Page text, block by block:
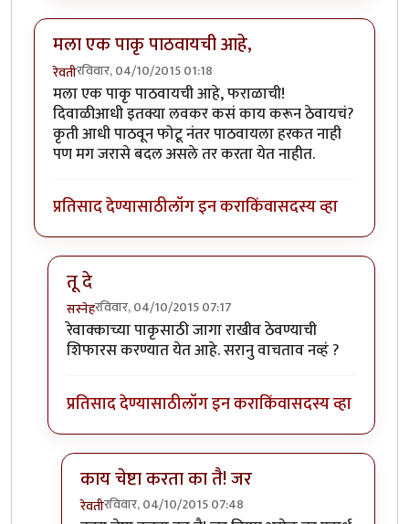
मला एक पाकृ पाठवायची आहे,
रेवतीरविवार, 04/10/2015 01:18
मला एक पाकृ पाठवायची आहे, फराळाची!
दिवाळीआधी इतक्या लवकर कसं काय करून ठेवायचं?
कृती आधी पाठवून फोटू नंतर पाठवायला हरकत नाही
पण मग जरासे बदल असले तर करता येत नाहीत.
प्रतिसाद देण्यासाठीलॉग इन कराकिंवासदस्य व्हा
तू दे
सस्नेहरविवार, 04/10/2015 07:17
In reply toमला एक पाकृ पाठवायची आहे,by
रेवाक्काच्या पाकृसाठी जागा राखीव ठेवण्याची
शिफारस करण्यात येत आहे. सरानु वाचताव नव्हं ?
प्रतिसाद देण्यासाठीलॉग इन कराकिंवासदस्य व्हा
काय चेष्टा करता का तै! जर
रेवतीरविवार, 04/10/2015 07:48